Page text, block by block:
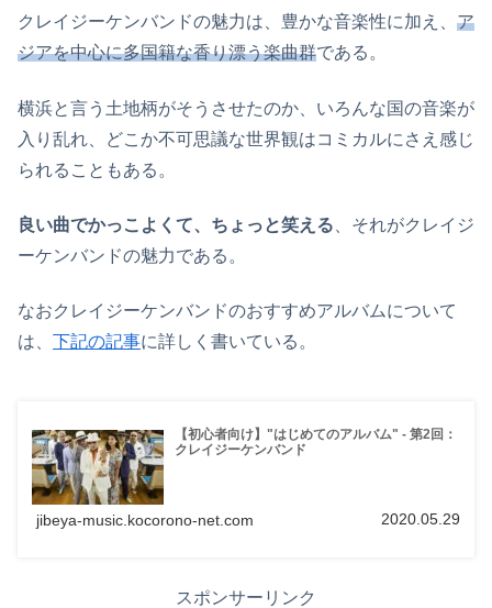
クレイジーケンバンドの魅力は、豊かな音楽性に加え、 ア
ジアを中心に多国籍な香り漂う楽曲群である。
横浜と言う土地柄がそうさせたのか、いろんな国の音楽が
入り乱れ、どこか不可思議な世界観はコミカルにさえ感じ
られることもある。
良い曲でかっこよくて、ちょっと笑える 、それがクレイジ
ーケンバンドの魅力である。
なおクレイジーケンバンドのおすすめアルバムについて
は、 下記の記事に詳しく書いている。
【初心者向け】"はじめてのアルバム" - 第2回：
クレイジーケンバンド
jibeya-music.kocorono-net.com 2020.05.29
スポンサーリンク